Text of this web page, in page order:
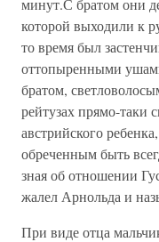
При виде отца